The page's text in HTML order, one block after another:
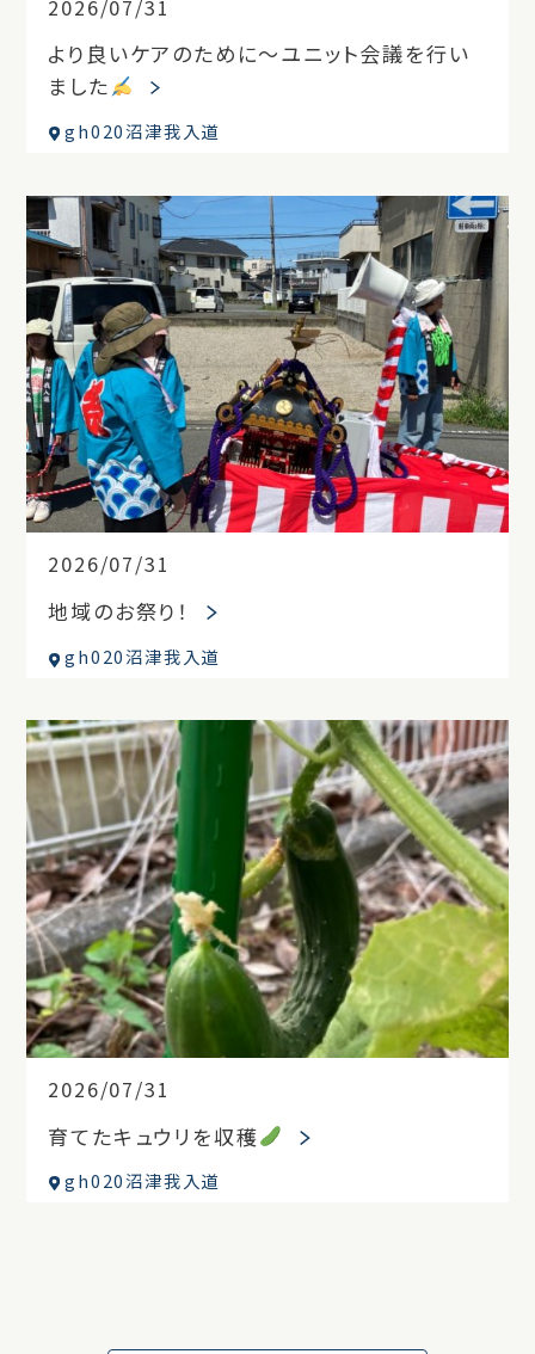
2026/07/31
より良いケアのために～ユニット会議を行い
ました
gh020沼津我入道
2026/07/31
地域のお祭り！
gh020沼津我入道
2026/07/31
育てたキュウリを収穫
gh020沼津我入道